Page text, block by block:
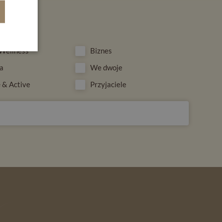
Biznes
We dwoje
& Active
Przyjaciele